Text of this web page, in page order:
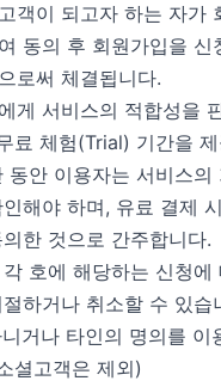
객이 되고자 하는 자가
동의 후 회원가입을 신
로써 체결됩니다.
게 서비스의 적합성을
료 체험(Trial) 기간을
동안 이용자는 서비스의
해야 하며, 유료 결제
한 것으로 간주합니다.
호에 해당하는 신청에
하거나 취소할 수 있습
거나 타인의 명의를 이
셜고객은 제외)